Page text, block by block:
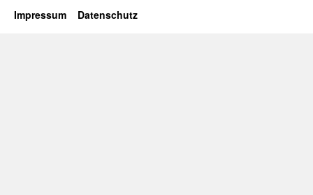
Impressum Datenschutz